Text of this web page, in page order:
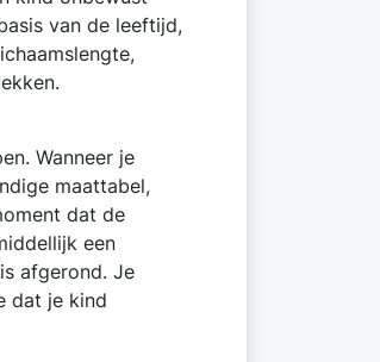
van de leeftijd,
Wanneer je
maattabel,
dat de
een
afgerond. Je
dat je kind